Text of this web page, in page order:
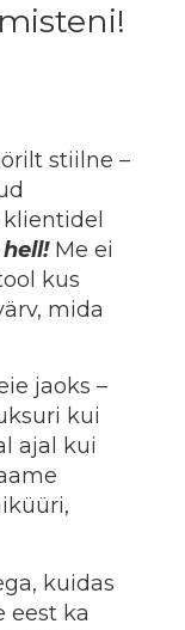
stiilne –
Me ei
kus
mida
jaoks –
kui
ajal kui
kuidas
eest ka